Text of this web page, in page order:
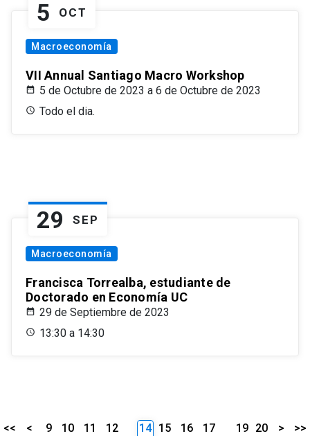
5 OCT
Macroeconomía
VII Annual Santiago Macro Workshop
5 de Octubre de 2023 a 6 de Octubre de 2023
Todo el dia.
29 SEP
Macroeconomía
Francisca Torrealba, estudiante de
Doctorado en Economía UC
29 de Septiembre de 2023
13:30 a 14:30
<< < 9 10 11
12
14 15 16
17
19 20 > >>